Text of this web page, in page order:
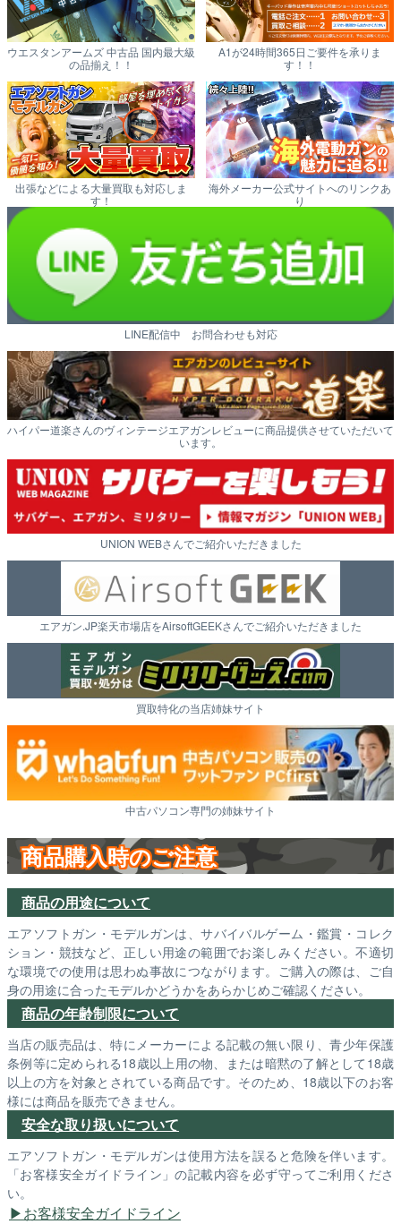
ウエスタンアームズ 中古品 国内最大級
の品揃え！！
A1が24時間365日ご要件を承りま
す！！
出張などによる大量買取も対応しま
す！
海外メーカー公式サイトへのリンクあ
り
LINE配信中 お問合わせも対応
ハイパー道楽さんのヴィンテージエアガンレビューに商品提供させていただいて
います。
UNION WEBさんでご紹介いただきました
エアガン.JP楽天市場店をAirsoftGEEKさんでご紹介いただきました
買取特化の当店姉妹サイト
中古パソコン専門の姉妹サイト
商品購入時のご注意
商品の用途について
エアソフトガン・モデルガンは、サバイバルゲーム・鑑賞・コレク
ション・競技など、正しい用途の範囲でお楽しみください。不適切
な環境での使用は思わぬ事故につながります。ご購入の際は、ご自
身の用途に合ったモデルかどうかをあらかじめご確認ください。
商品の年齢制限について
当店の販売品は、特にメーカーによる記載の無い限り、青少年保護
条例等に定められる18歳以上用の物、または暗黙の了解として18歳
以上の方を対象とされている商品です。そのため、18歳以下のお客
様には商品を販売できません。
安全な取り扱いについて
エアソフトガン・モデルガンは使用方法を誤ると危険を伴います。
「お客様安全ガイドライン」の記載内容を必ず守ってご利用くださ
い。
お客様安全ガイドライン